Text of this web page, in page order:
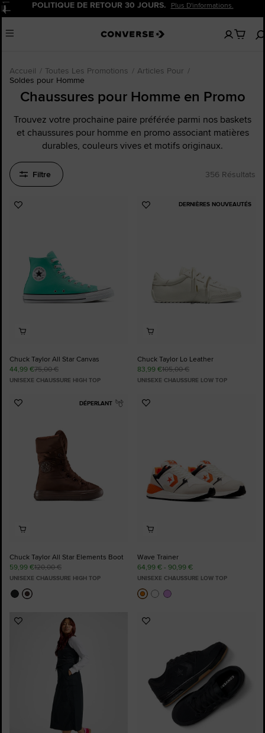
Pause POLITIQUE DE RETOUR 30 JOURS. Plus D'informations.
Menu
Aucun
articles
Accueil Toutes Les Promotions
Articles Pour
Soldes pour Homme
Chaussures pour Homme en Promo
Trouvez votre prochaine paire préférée parmi nos baskets
et chaussures pour homme en promo associant matières
durables, couleurs vives et motifs originaux.
Filtre 356 Résultats
Ajouter
Chuck Taylor All Star Canvas
44,99 €75,00 €
UNISEXE CHAUSSURE HIGH TOP
DERNIÈRES NOUVEAUTÉS
Ajouter
Chuck Taylor Lo Leather
83,99 €105,00 €
UNISEXE CHAUSSURE LOW TOP
DÉPERLANT
Ajouter
Chuck Taylor All Star Elements Boot
59,99 €120,00 €
UNISEXE CHAUSSURE HIGH TOP
Ajouter
Wave Trainer
64,99 € - 90,99 €
UNISEXE CHAUSSURE LOW TOP
Ajouter
Ajouter